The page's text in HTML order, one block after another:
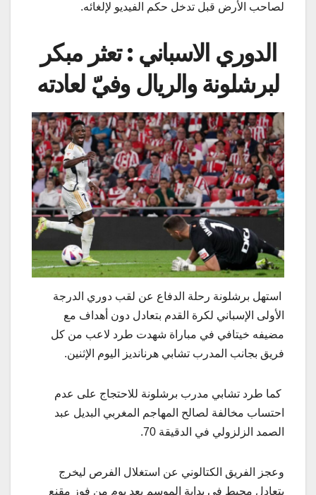
لصاحب الأرض قبل تدخل حكم الفيديو لإلغائه.
الدوري الاسباني : تعثر مبكر
لبرشلونة والريال وفيّ لعادته
استهل برشلونة رحلة الدفاع عن لقب دوري الدرجة
الأولى الإسباني لكرة القدم بتعادل دون أهداف مع
مضيفه خيتافي في مباراة شهدت طرد لاعب من كل
فريق بجانب المدرب تشابي هرنانديز اليوم الإثنين.
كما طرد تشابي مدرب برشلونة للاحتجاج على عدم
احتساب مخالفة لصالح المهاجم المغربي البديل عبد
الصمد الزلزولي في الدقيقة 70.
وعجز الفريق الكتالوني عن استغلال الفرص ليخرج
بتعادل محبط في بداية الموسم بعد يوم من فوز مقنع